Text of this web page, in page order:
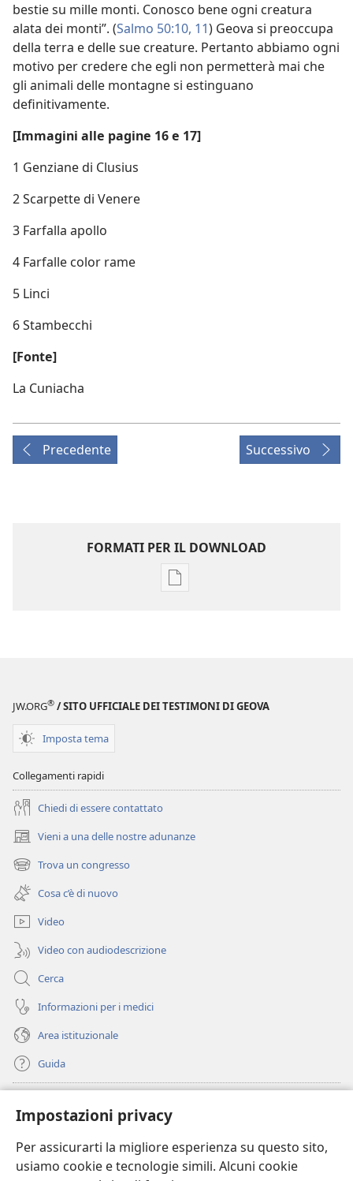
Impostazioni privacy
Per assicurarti la migliore esperienza su questo sito,
usiamo cookie e tecnologie simili. Alcuni cookie
bestie su mille monti. Conosco bene ogni creatura
alata dei monti”. (Salmo 50:10, 11) Geova si preoccupa
della terra e delle sue creature. Pertanto abbiamo ogni
motivo per credere che egli non permetterà mai che
gli animali delle montagne si estinguano
definitivamente.
[Immagini alle pagine 16 e 17]
1 Genziane di Clusius
2 Scarpette di Venere
3 Farfalla apollo
4 Farfalle color rame
5 Linci
6 Stambecchi
[Fonte]
La Cuniacha
Precedente Successivo
FORMATI PER IL DOWNLOAD
Opzioni
SVEGLIATEVI!
JW.ORG® / SITO UFFICIALE DEI TESTIMONI DI GEOVA
Imposta tema
Collegamenti rapidi
Chiedi di essere contattato
Vieni a una delle nostre adunanze
(apre
una
nuova
finestra)
Trova un congresso
(apre
una
nuova
finestra)
Cosa c’è di nuovo
Video
Video con audiodescrizione
Cerca
Informazioni per i medici
Area istituzionale
Guida
(apre
una
nuova
finestra)
BIBLIOTECA ONLINE Watchtower
(apre
una